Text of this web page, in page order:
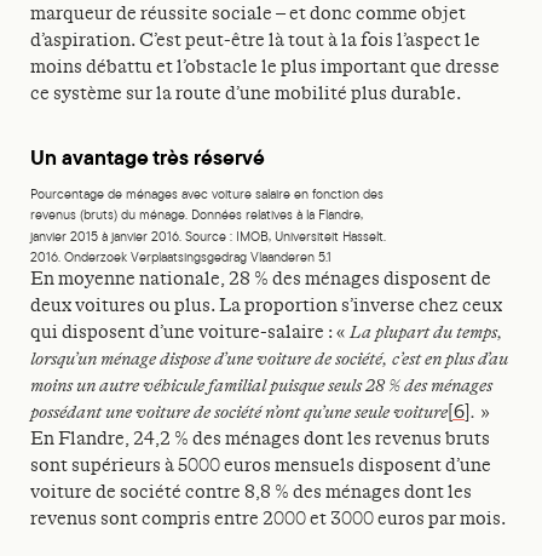
marqueur de réussite sociale – et donc comme objet
d’aspiration. C’est peut-être là tout à la fois l’aspect le
moins débattu et l’obstacle le plus important que dresse
ce système sur la route d’une mobilité plus durable.
Un avantage très réservé
Pourcentage de ménages avec voiture salaire en fonction des
revenus (bruts) du ménage. Données relatives à la Flandre,
janvier 2015 à janvier 2016. Source : IMOB, Universiteit Hasselt.
2016. Onderzoek Verplaatsingsgedrag Vlaanderen 5.1
En moyenne nationale, 28 % des ménages disposent de
deux voitures ou plus. La proportion s’inverse chez ceux
qui disposent d’une voiture-salaire : «La plupart du temps,
lorsqu’un ménage dispose d’une voiture de société, c’est en plus d’au
moins un autre véhicule familial puisque seuls 28 % des ménages
possédant une voiture de société n’ont qu’une seule voiture[6]. »
En Flandre, 24,2 % des ménages dont les revenus bruts
sont supérieurs à 5000 euros mensuels disposent d’une
voiture de société contre 8,8 % des ménages dont les
revenus sont compris entre 2000 et 3000 euros par mois.